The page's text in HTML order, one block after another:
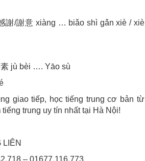
/謝意 xiàng … biǎo shì gǎn xiè / xiè
jù bèi …. Yāo sù
giao tiếp, học tiếng trung cơ bản từ
trung uy tín nhất tại Hà Nội!
LIÊN
– 01677.116.773